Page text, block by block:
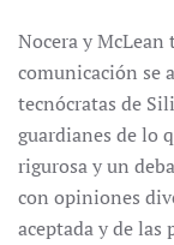
Nocera y
comunicación se
tecnócratas de
guardianes de lo
rigurosa y un
con opiniones
aceptada y de